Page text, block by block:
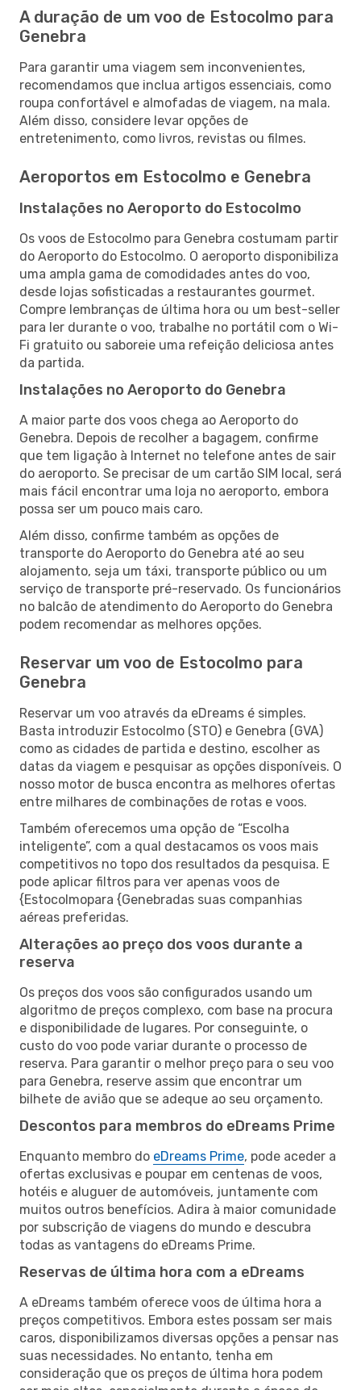
A duração de um voo de Estocolmo para
Genebra
Para garantir uma viagem sem inconvenientes,
recomendamos que inclua artigos essenciais, como
roupa confortável e almofadas de viagem, na mala.
Além disso, considere levar opções de
entretenimento, como livros, revistas ou filmes.
Aeroportos em Estocolmo e Genebra
Instalações no Aeroporto do Estocolmo
Os voos de Estocolmo para Genebra costumam partir
do Aeroporto do Estocolmo. O aeroporto disponibiliza
uma ampla gama de comodidades antes do voo,
desde lojas sofisticadas a restaurantes gourmet.
Compre lembranças de última hora ou um best-seller
para ler durante o voo, trabalhe no portátil com o Wi-
Fi gratuito ou saboreie uma refeição deliciosa antes
da partida.
Instalações no Aeroporto do Genebra
A maior parte dos voos chega ao Aeroporto do
Genebra. Depois de recolher a bagagem, confirme
que tem ligação à Internet no telefone antes de sair
do aeroporto. Se precisar de um cartão SIM local, será
mais fácil encontrar uma loja no aeroporto, embora
possa ser um pouco mais caro.
Além disso, confirme também as opções de
transporte do Aeroporto do Genebra até ao seu
alojamento, seja um táxi, transporte público ou um
serviço de transporte pré-reservado. Os funcionários
no balcão de atendimento do Aeroporto do Genebra
podem recomendar as melhores opções.
Reservar um voo de Estocolmo para
Genebra
Reservar um voo através da eDreams é simples.
Basta introduzir Estocolmo (STO) e Genebra (GVA)
como as cidades de partida e destino, escolher as
datas da viagem e pesquisar as opções disponíveis. O
nosso motor de busca encontra as melhores ofertas
entre milhares de combinações de rotas e voos.
Também oferecemos uma opção de “Escolha
inteligente”, com a qual destacamos os voos mais
competitivos no topo dos resultados da pesquisa. E
pode aplicar filtros para ver apenas voos de
{Estocolmopara {Genebradas suas companhias
aéreas preferidas.
Alterações ao preço dos voos durante a
reserva
Os preços dos voos são configurados usando um
algoritmo de preços complexo, com base na procura
e disponibilidade de lugares. Por conseguinte, o
custo do voo pode variar durante o processo de
reserva. Para garantir o melhor preço para o seu voo
para Genebra, reserve assim que encontrar um
bilhete de avião que se adeque ao seu orçamento.
Descontos para membros do eDreams Prime
Enquanto membro do eDreams Prime, pode aceder a
ofertas exclusivas e poupar em centenas de voos,
hotéis e aluguer de automóveis, juntamente com
muitos outros benefícios. Adira à maior comunidade
por subscrição de viagens do mundo e descubra
todas as vantagens do eDreams Prime.
Reservas de última hora com a eDreams
A eDreams também oferece voos de última hora a
preços competitivos. Embora estes possam ser mais
caros, disponibilizamos diversas opções a pensar nas
suas necessidades. No entanto, tenha em
consideração que os preços de última hora podem